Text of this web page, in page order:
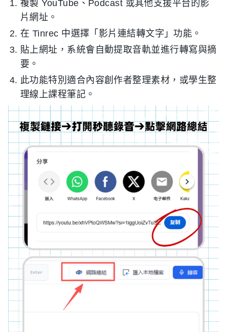
複製 YouTube、Podcast 或其他支援平台的影
片網址。
在 Tinrec 中選擇「影片連結轉文字」功能。
貼上網址，系統會自動提取音軌並進行轉寫與摘
要。
此功能特別適合內容創作者整理素材，或學生整
理線上課程筆記。